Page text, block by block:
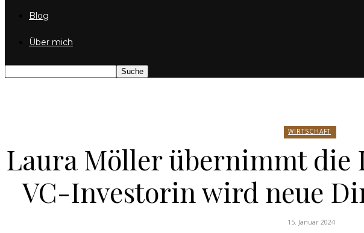
Blog
Über mich
WIRTSCHAFT
Laura Möller übernimmt die
VC-Investorin wird neue
15. Januar 2024